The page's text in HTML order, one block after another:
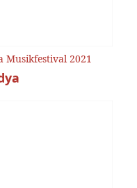
Musikfestival 2021